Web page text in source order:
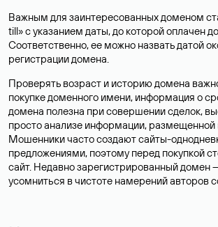
Важным для заинтересованных доменом
till» с указанием даты, до которой оплачен
Соответственно, ее можно назвать датой
регистрации домена.
Проверять возраст и историю домена
покупке доменного имени, информация о
домена полезна при совершении сделок,
просто анализе информации, размещенной
Мошенники часто создают сайты-
предложениями, поэтому перед покупкой
сайт. Недавно зарегистрированный домен
усомниться в чистоте намерений авторов